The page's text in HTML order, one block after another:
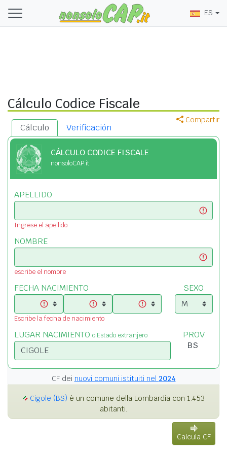
ES
Cálculo Codice Fiscale
Compartir
Cálculo Verificación
CÁLCULO CODICE FISCALE
nonsoloCAP.it
APELLIDO
Ingrese el apellido
NOMBRE
escribe el nombre
FECHA NACIMIENTO
Escribe la fecha de nacimiento
SEXO
LUGAR NACIMIENTO o Estado extranjero PROV
CF dei nuovi comuni istituiti nel 2024
Cigole (BS) è un comune della Lombardia con 1.453
abitanti.
Calcula CF